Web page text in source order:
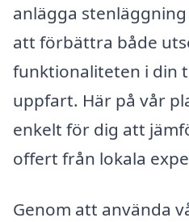
anlägga
att förbättra både
funktionaliteten i din
uppfart. Här på vår
enkelt för dig att
offert från lokala
Genom att använda